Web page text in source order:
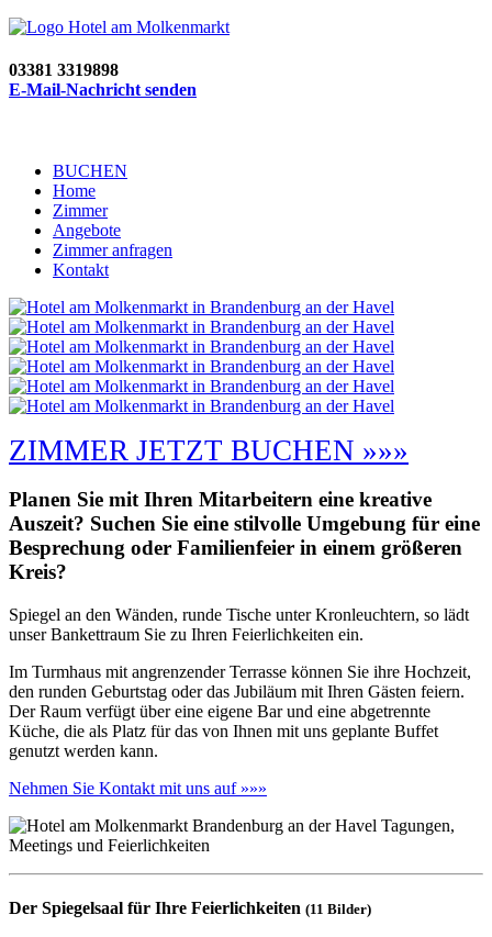
03381 3319898
E-Mail-Nachricht senden
BUCHEN
Home
Zimmer
Angebote
Zimmer anfragen
Kontakt
ZIMMER JETZT BUCHEN »»»
Planen Sie mit Ihren Mitarbeitern eine kreative
Auszeit? Suchen Sie eine stilvolle Umgebung für eine
Besprechung oder Familienfeier in einem größeren
Kreis?
Spiegel an den Wänden, runde Tische unter Kronleuchtern, so lädt
unser Bankettraum Sie zu Ihren Feierlichkeiten ein.
Im Turmhaus mit angrenzender Terrasse können Sie ihre Hochzeit,
den runden Geburtstag oder das Jubiläum mit Ihren Gästen feiern.
Der Raum verfügt über eine eigene Bar und eine abgetrennte
Küche, die als Platz für das von Ihnen mit uns geplante Buffet
genutzt werden kann.
Nehmen Sie Kontakt mit uns auf »»»
Der Spiegelsaal für Ihre Feierlichkeiten (11 Bilder)